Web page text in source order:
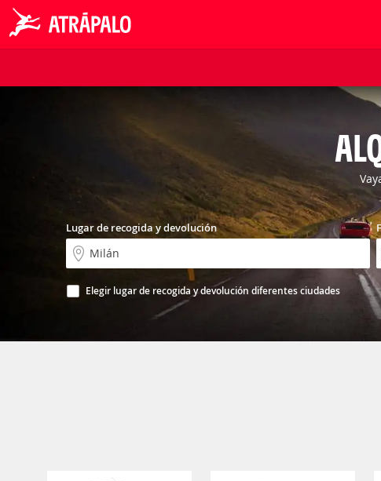
Lugar de recogida y devolución
Elegir lugar de recogida y devolución diferentes ciudades